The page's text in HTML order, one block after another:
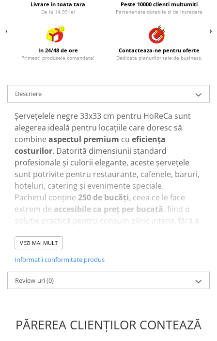
Livrare in toata tara
De la 14.99 lei
Peste 10000 clienti multumiti
Parteneriate durabile si de incredere
In 24/48 de ore
Primesti produsele comandate!
Contacteaza-ne pentru oferte
Dedicate planurilor tale de business.
Descriere
Șervețelele negre 33x33 cm pentru HoReCa sunt
alegerea ideală pentru locațiile care doresc să
combineaspectul premium cu eficiența
costurilor. Datorită dimensiunii standard
profesionale și culorii elegante, aceste șervețele
sunt potrivite pentru restaurante, cafenele, baruri,
hoteluri, catering și evenimente speciale.
Pachetul conține 250 de bucăți, ceea ce le face
extrem de accesibile ca preț per bucată, fiind o
soluție practică pentru consum zilnic intens, fără a
oferă un contrast modern și sofisticat, foarte
apreciat în locațiile HoReCa cu design
Șervețelele sunt ușor de manipulat, rezistente
pentru utilizare normală și compatibile cu fluxul
Avantaje principale:
VEZI MAI MULT
Informatii conformitate produs
Review-uri(0)
PĂREREA CLIENȚILOR CONTEAZĂ